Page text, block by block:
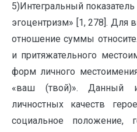
5)Интегральный
эгоцентризм» [1, 278]. Для
отношение суммы
и притяжательного
форм личного
«ваш (твой)». Данный
личностных качеств
социальное положение,